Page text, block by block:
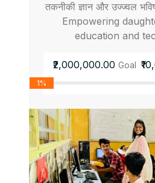
तकनीकी ज्ञान और उज्ज्वल
Empowering
education and
₹2,000,000.00 Goal
1%